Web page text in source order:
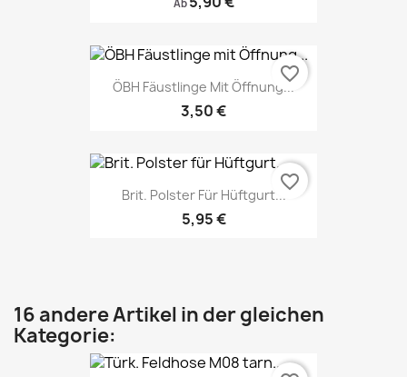
Ab
ÖBH Fäustlinge Mit Öffnung...
3,50 €
favorite_border
Brit. Polster Für Hüftgurt...
5,95 €
favorite_border
16 andere Artikel in der gleichen
Kategorie: